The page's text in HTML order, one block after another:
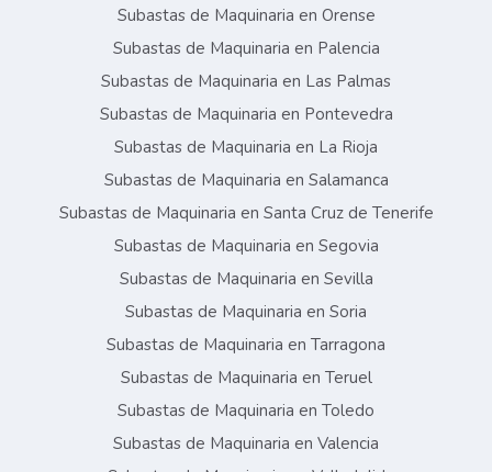
Subastas de Maquinaria en Orense
Subastas de Maquinaria en Palencia
Subastas de Maquinaria en Las Palmas
Subastas de Maquinaria en Pontevedra
Subastas de Maquinaria en La Rioja
Subastas de Maquinaria en Salamanca
Subastas de Maquinaria en Santa Cruz de Tenerife
Subastas de Maquinaria en Segovia
Subastas de Maquinaria en Sevilla
Subastas de Maquinaria en Soria
Subastas de Maquinaria en Tarragona
Subastas de Maquinaria en Teruel
Subastas de Maquinaria en Toledo
Subastas de Maquinaria en Valencia